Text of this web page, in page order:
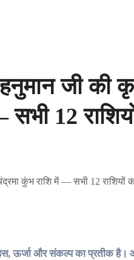
जी की
12
ऊर्जा और संकल्प का प्रतीक